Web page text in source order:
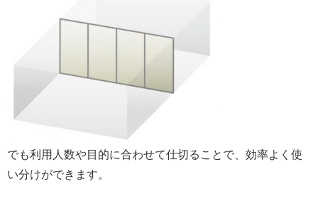
でも利用人数や目的に合わせて仕切ることで、効率よく使
い分けができます。